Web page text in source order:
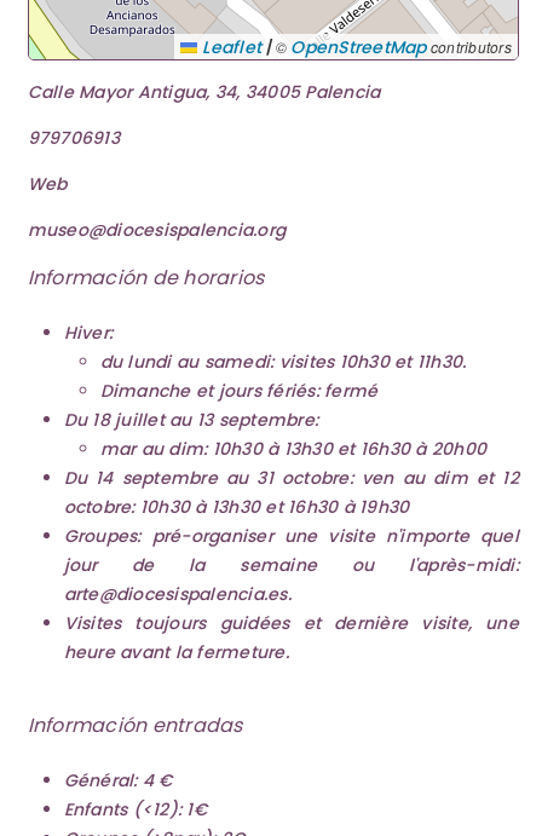
Leaflet|© OpenStreetMapcontributors
Calle Mayor Antigua, 34, 34005 Palencia
979706913
Web
museo@diocesispalencia.org
Información de horarios
Hiver:
du lundi au samedi: visites 10h30 et 11h30.
Dimanche et jours fériés: fermé
Du 18 juillet au 13 septembre:
mar au dim: 10h30 à 13h30 et 16h30 à 20h00
Du 14 septembre au 31 octobre: ​​ven au dim et 12
octobre: ​​10h30 à 13h30 et 16h30 à 19h30
Groupes: pré-organiser une visite n'importe quel
jour de la semaine ou l'après-midi:
arte@diocesispalencia.es.
Visites toujours guidées et dernière visite, une
heure avant la fermeture.
Información entradas
Général: 4 €
Enfants (<12): 1€